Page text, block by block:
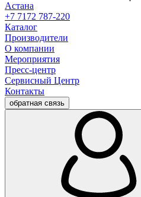
Астана
+7 7172 787-220
Каталог
Производители
О компании
Мероприятия
Пресс-центр
Сервисный Центр
Контакты
обратная связь